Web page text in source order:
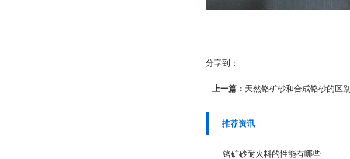
分享到：
上一篇： 天然铬矿砂和合成铬砂的区别
推荐资讯
铬矿砂耐火料的性能有哪些